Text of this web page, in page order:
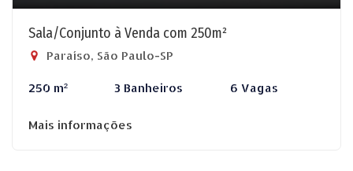
Sala/Conjunto à Venda com 250m²
Paraíso, São Paulo-SP
250 m² 3 Banheiros 6 Vagas
Mais informações